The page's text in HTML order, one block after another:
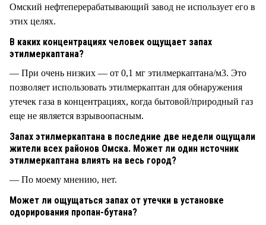
Омский нефтеперерабатывающий завод не использует его в
этих целях.
В каких концентрациях человек ощущает запах
этилмеркаптана?
— При очень низких — от 0,1 мг этилмеркаптана/м3. Это
позволяет использовать этилмеркаптан для обнаружения
утечек газа в концентрациях, когда бытовой/природный газ
еще не является взрывоопасным.
Запах этилмеркаптана в последние две недели ощущали
жители всех районов Омска. Может ли один источник
этилмеркаптана влиять на весь город?
— По моему мнению, нет.
Может ли ощущаться запах от утечки в установке
одорирования пропан-бутана?